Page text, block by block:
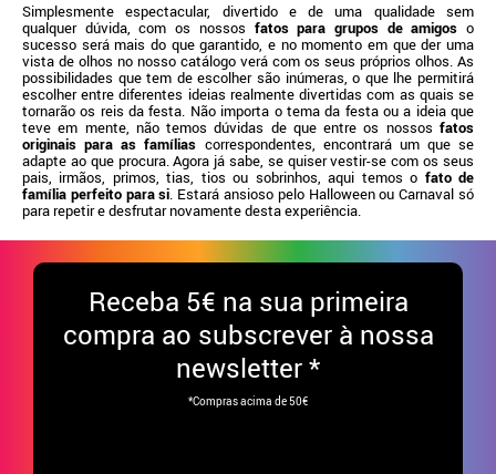
Simplesmente espectacular, divertido e de uma qualidade sem
qualquer dúvida, com os nossos fatos para grupos de amigos o
sucesso será mais do que garantido, e no momento em que der uma
vista de olhos no nosso catálogo verá com os seus próprios olhos. As
possibilidades que tem de escolher são inúmeras, o que lhe permitirá
escolher entre diferentes ideias realmente divertidas com as quais se
tornarão os reis da festa. Não importa o tema da festa ou a ideia que
teve em mente, não temos dúvidas de que entre os nossos fatos
originais para as famílias correspondentes, encontrará um que se
adapte ao que procura. Agora já sabe, se quiser vestir-se com os seus
pais, irmãos, primos, tias, tios ou sobrinhos, aqui temos o fato de
família perfeito para si. Estará ansioso pelo Halloween ou Carnaval só
para repetir e desfrutar novamente desta experiência.
Receba 5€ na sua primeira
compra ao subscrever à nossa
newsletter *
*Compras acima de 50€